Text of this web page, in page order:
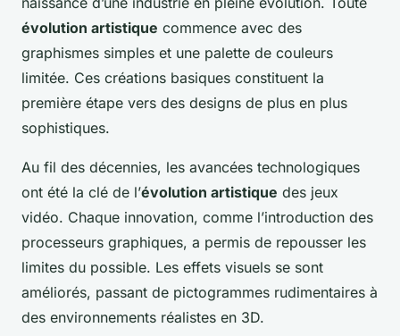
évolution artistique commence avec des
graphismes simples et une palette de couleurs
limitée. Ces créations basiques constituent la
première étape vers des designs de plus en plus
sophistiques.
Au fil des décennies, les avancées technologiques
ont été la clé de l’évolution artistique des jeux
vidéo. Chaque innovation, comme l’introduction des
processeurs graphiques, a permis de repousser les
limites du possible. Les effets visuels se sont
améliorés, passant de pictogrammes rudimentaires à
des environnements réalistes en 3D.